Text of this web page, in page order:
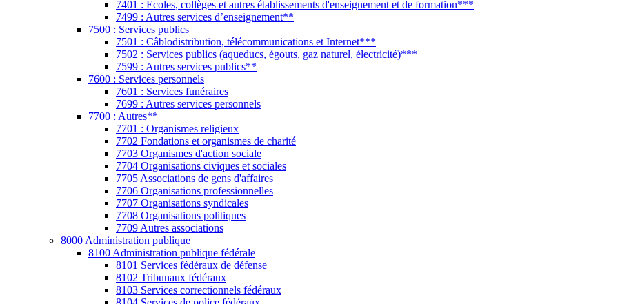
7401 : Écoles, collèges et autres établissements d'enseignement et de formation***
7499 : Autres services d’enseignement**
7500 : Services publics
7501 : Câblodistribution, télécommunications et Internet***
7502 : Services publics (aqueducs, égouts, gaz naturel, électricité)***
7599 : Autres services publics**
7600 : Services personnels
7601 : Services funéraires
7699 : Autres services personnels
7700 : Autres**
7701 : Organismes religieux
7702 Fondations et organismes de charité
7703 Organismes d'action sociale
7704 Organisations civiques et sociales
7705 Associations de gens d'affaires
7706 Organisations professionnelles
7707 Organisations syndicales
7708 Organisations politiques
7709 Autres associations
8000 Administration publique
8100 Administration publique fédérale
8101 Services fédéraux de défense
8102 Tribunaux fédéraux
8103 Services correctionnels fédéraux